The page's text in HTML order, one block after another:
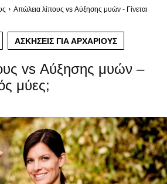
Απώλεια λίπους vs Αύξησης μυών - Γίνεται
ΑΣΚΉΣΕΙΣ ΓΙΑ ΑΡΧΆΡΙΟΥΣ
vs Αύξησης μυών –
μύες;